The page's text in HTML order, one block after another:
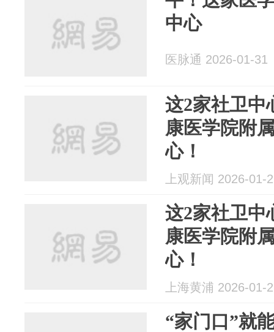
中心
医脉通 2026-01-31
这2家社卫中
康医学院附
心！
上观新闻 2026-01-
这2家社卫中
康医学院附
心！
上海黄浦 2026-01-
“家门口”就